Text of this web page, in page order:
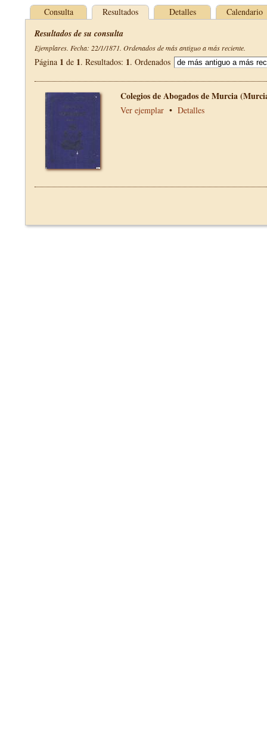
Consulta Resultados Detalles Calendario
Resultados de su consulta
Ejemplares. Fecha: 22/1/1871. Ordenados de más antiguo a más reciente.
Página 1 de 1. Resultados: 1. Ordenados
Colegios de Abogados de Murcia
Ver ejemplar • Detalles